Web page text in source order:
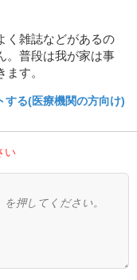
く雑誌などがあるの
。普段は我が家は事
す。
る(医療機関の方向け)
い